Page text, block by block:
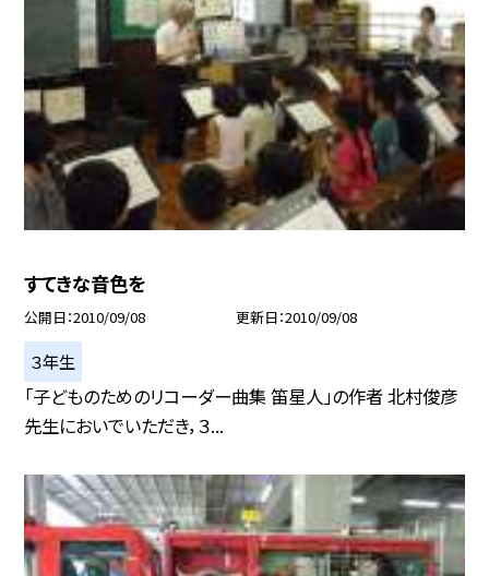
すてきな音色を
公開日 2010/09/08 更新日 2010/09/08
３年生
「子どものためのリコーダー曲集 笛星人」の作者 北村俊彦
先生においでいただき，３...